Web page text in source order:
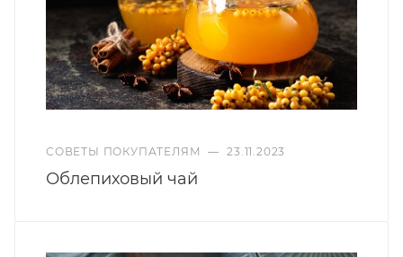
СОВЕТЫ ПОКУПАТЕЛЯМ — 23.11.2023
Облепиховый чай